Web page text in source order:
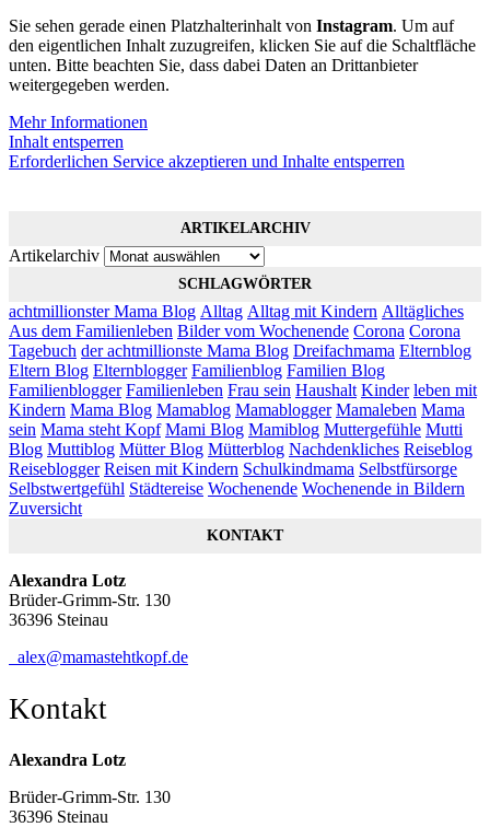
Sie sehen gerade einen Platzhalterinhalt von Instagram. Um auf
den eigentlichen Inhalt zuzugreifen, klicken Sie auf die Schaltfläche
unten. Bitte beachten Sie, dass dabei Daten an Drittanbieter
weitergegeben werden.
Mehr Informationen
Inhalt entsperren
Erforderlichen Service akzeptieren und Inhalte entsperren
ARTIKELARCHIV
Artikelarchiv
SCHLAGWÖRTER
achtmillionster Mama Blog Alltag Alltag mit Kindern Alltägliches
Aus dem Familienleben Bilder vom Wochenende Corona Corona
Tagebuch der achtmillionste Mama Blog Dreifachmama Elternblog
Eltern Blog Elternblogger Familienblog Familien Blog
Familienblogger Familienleben Frau sein Haushalt Kinder leben mit
Kindern Mama Blog Mamablog Mamablogger Mamaleben Mama
sein Mama steht Kopf Mami Blog Mamiblog Muttergefühle Mutti
Blog Muttiblog Mütter Blog Mütterblog Nachdenkliches Reiseblog
Reiseblogger Reisen mit Kindern Schulkindmama Selbstfürsorge
Selbstwertgefühl Städtereise Wochenende Wochenende in Bildern
Zuversicht
KONTAKT
Alexandra Lotz
Brüder-Grimm-Str. 130
36396 Steinau
alex@mamastehtkopf.de
Kontakt
Alexandra Lotz
Brüder-Grimm-Str. 130
36396 Steinau